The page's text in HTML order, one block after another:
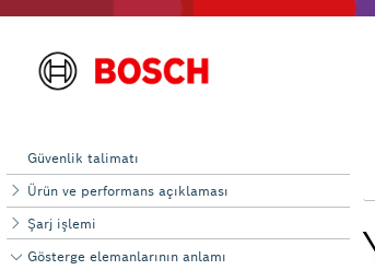
Güvenlik talimatı
Ürün ve performans açıklaması
Şarj işlemi
Gösterge elemanlarının anlamı